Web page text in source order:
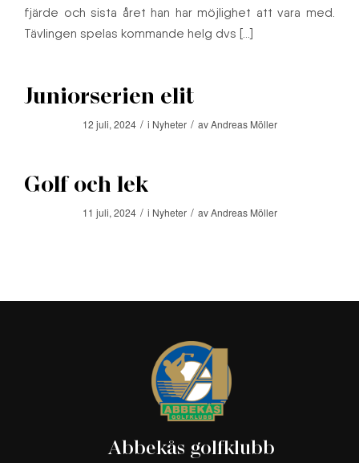
fjärde och sista året han har möjlighet att vara med.
Tävlingen spelas kommande helg dvs […]
Juniorserien elit
12 juli, 2024 / i Nyheter / avAndreas Möller
Golf och lek
11 juli, 2024 / i Nyheter / avAndreas Möller
Abbekås golfklubb